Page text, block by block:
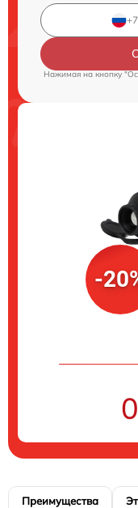
Нажимая на кнопку
-
Преимущества